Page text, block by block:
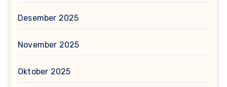
Desember 2025
November 2025
Oktober 2025